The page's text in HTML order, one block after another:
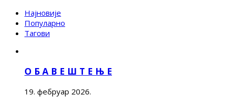
Најновије
Популарно
Тагови
О Б А В Е Ш Т Е Њ Е
19. фебруар 2026.